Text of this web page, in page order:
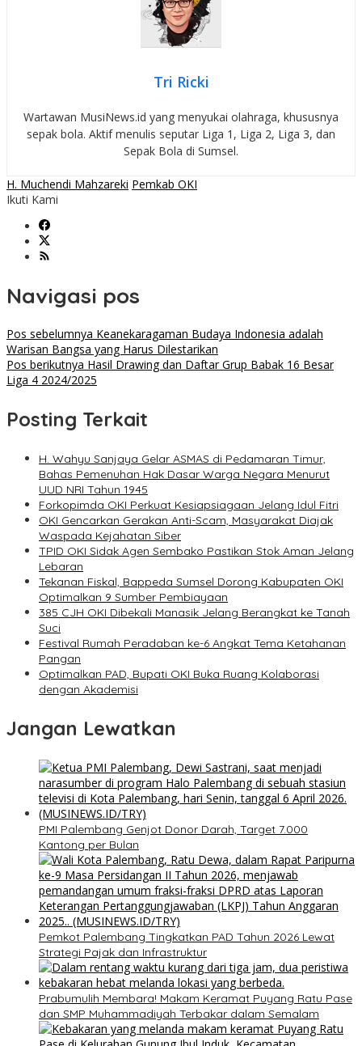
Tri Ricki
Wartawan MusiNews.id yang menyukai olahraga, khususnya
sepak bola. Aktif menulis seputar Liga 1, Liga 2, Liga 3, dan
Sepak Bola di Sumsel.
H. Muchendi Mahzareki Pemkab OKI
Ikuti Kami
Navigasi pos
Pos sebelumnya Keanekaragaman Budaya Indonesia adalah
Warisan Bangsa yang Harus Dilestarikan
Pos berikutnya Hasil Drawing dan Daftar Grup Babak 16 Besar
Liga 4 2024/2025
Posting Terkait
H. Wahyu Sanjaya Gelar ASMAS di Pedamaran Timur,
Bahas Pemenuhan Hak Dasar Warga Negara Menurut
UUD NRI Tahun 1945
Forkopimda OKI Perkuat Kesiapsiagaan Jelang Idul Fitri
OKI Gencarkan Gerakan Anti-Scam, Masyarakat Diajak
Waspada Kejahatan Siber
TPID OKI Sidak Agen Sembako Pastikan Stok Aman Jelang
Lebaran
Tekanan Fiskal, Bappeda Sumsel Dorong Kabupaten OKI
Optimalkan 9 Sumber Pembiayaan
385 CJH OKI Dibekali Manasik Jelang Berangkat ke Tanah
Suci
Festival Rumah Peradaban ke-6 Angkat Tema Ketahanan
Pangan
Optimalkan PAD, Bupati OKI Buka Ruang Kolaborasi
dengan Akademisi
Jangan Lewatkan
PMI Palembang Genjot Donor Darah, Target 7.000
Kantong per Bulan
Pemkot Palembang Tingkatkan PAD Tahun 2026 Lewat
Strategi Pajak dan Infrastruktur
Prabumulih Membara! Makam Keramat Puyang Ratu Pase
dan SMP Muhammadiyah Terbakar dalam Semalam